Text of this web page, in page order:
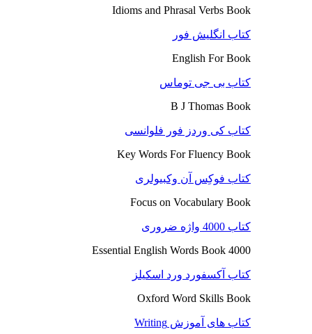
Idioms and Phrasal Verbs Book
کتاب انگلیش فور
English For Book
کتاب بی جی توماس
B J Thomas Book
کتاب کی وردز فور فلوانسی
Key Words For Fluency Book
کتاب فوکِس آن وکبیولری
Focus on Vocabulary Book
کتاب 4000 واژه ضروری
4000 Essential English Words Book
کتاب آکسفورد ورد اسکیلز
Oxford Word Skills Book
کتاب های آموزش Writing